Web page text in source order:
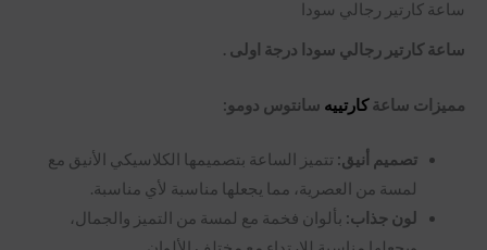
ساعة كارتير رجالي سودا
ساعة كارتير رجالي سودا درجة اولى .
مميزات ساعةكارتييه سانتوس دومو:
تصميم أنيق: تتميز الساعة بتصميمها الكلاسيكي الأنيق مع
لمسة من العصرية، مما يجعلها مناسبة لأي مناسبة.
لون جذاب: بألوان فخمة مع لمسة من التميز والجمال،